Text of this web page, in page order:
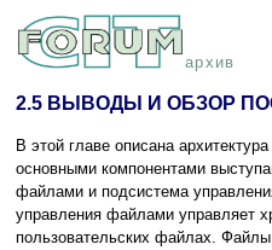
архив
2.5 ВЫВОДЫ И ОБЗОР
В этой главе описана
основными компонентами
файлами и подсистема
управления файлами управляет
пользовательских файлах.